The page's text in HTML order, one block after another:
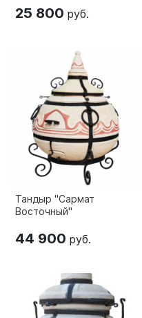
25 800 руб.
Тандыр "Сармат
Восточный"
44 900 руб.